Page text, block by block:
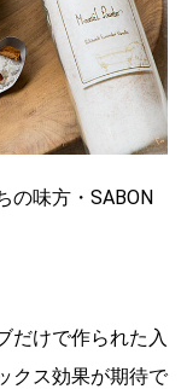
の味方・SABON
だけで作られた入
クス効果が期待で